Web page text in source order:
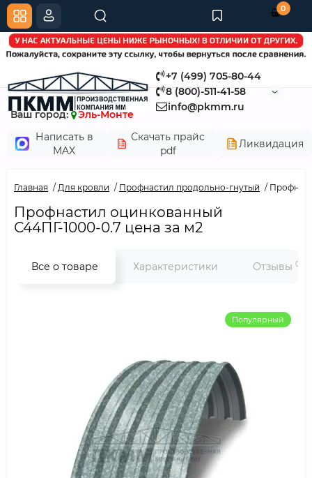
+7 (499) 705-80-44
8 (800)-511-41-58
info@pkmm.ru
Ваш город:
Эль-Монте
Написать в
MAX
Скачать прайс
pdf
Ликвидация
0
Главная Для кровли Профнастил продольно-гнутый
Профнастил оцинкованный
С44ПГ-1000-0.7 цена за м2
Все о товаре Характеристики Отзывы 0
Популярный